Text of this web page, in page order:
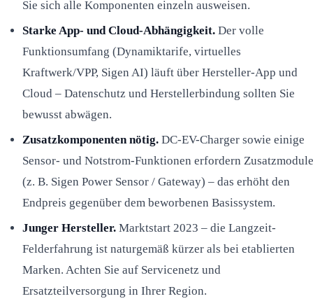
Sie sich alle Komponenten einzeln ausweisen.
Starke App- und Cloud-Abhängigkeit. Der volle
Funktionsumfang (Dynamiktarife, virtuelles
Kraftwerk/VPP, Sigen AI) läuft über Hersteller-App und
Cloud – Datenschutz und Herstellerbindung sollten Sie
bewusst abwägen.
Zusatzkomponenten nötig. DC-EV-Charger sowie einige
Sensor- und Notstrom-Funktionen erfordern Zusatzmodule
(z. B. Sigen Power Sensor / Gateway) – das erhöht den
Endpreis gegenüber dem beworbenen Basissystem.
Junger Hersteller. Marktstart 2023 – die Langzeit-
Felderfahrung ist naturgemäß kürzer als bei etablierten
Marken. Achten Sie auf Servicenetz und
Ersatzteilversorgung in Ihrer Region.